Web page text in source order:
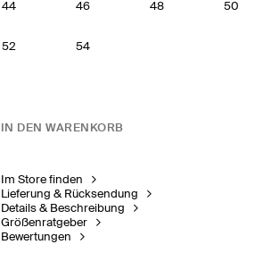
44 46 48 50
52 54
IN DEN WARENKORB
Im Store finden
Lieferung & Rücksendung
Details & Beschreibung
Größenratgeber
Bewertungen